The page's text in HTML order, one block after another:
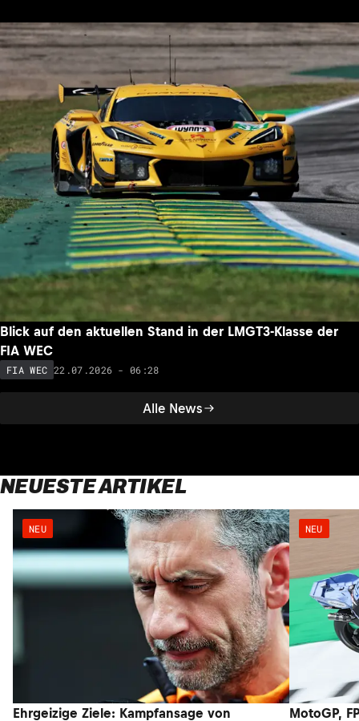
Alle News
Blick auf den aktuellen Stand in der LMGT3-Klasse der
FIA WEC
FIA WEC 22.07.2026 - 06:28
NEUESTE ARTIKEL
NEU
Ehrgeizige Ziele: Kampfansage von
NEU
MotoGP,